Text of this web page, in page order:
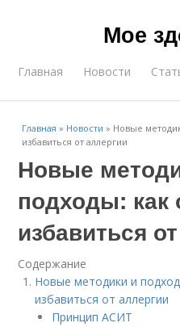
Мое
Главная Новости
Главная » Новости » Новые
избавиться от аллергии
Новые
подходы: как
избавиться
Содержание
Новые методики и
избавиться от аллергии
Принцип АСИТ